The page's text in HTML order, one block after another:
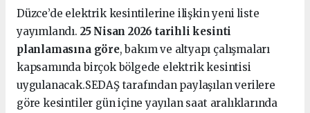
Düzce’de elektrik kesintilerine ilişkin yeni liste
yayımlandı. 25 Nisan 2026 tarihli kesinti
planlamasına göre, bakım ve altyapı çalışmaları
kapsamında birçok bölgede elektrik kesintisi
uygulanacak.SEDAŞ tarafından paylaşılan verilere
göre kesintiler gün içine yayılan saat aralıklarında